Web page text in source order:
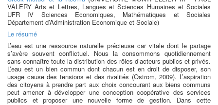
VALERY Arts et Lettres, Langues et Sciences Humaines et Sociales
UFR IV Sciences Economiques, Mathématiques et Sociales
Département d’Administration Economique et Sociale)
Le résumé
L’eau est une ressource naturelle précieuse car vitale dont le partage
s’avère souvent conflictuel. Nous la consommons quotidiennement
sans connaître toute la distribution des rôles d’acteurs publics et privés.
L’eau est un bien commun dont chacun est en droit de disposer, son
usage cause des tensions et des rivalités (Ostrom, 2009). L’aspiration
des citoyens à prendre part aux choix concourant aux biens communs
peut amener à développer une conception coopérative des services
publics et proposer une nouvelle forme de gestion. Dans cette